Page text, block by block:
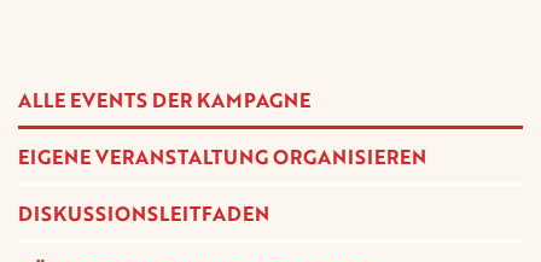
ALLE EVENTS DER KAMPAGNE
EIGENE VERANSTALTUNG ORGANISIEREN
DISKUSSIONSLEITFADEN